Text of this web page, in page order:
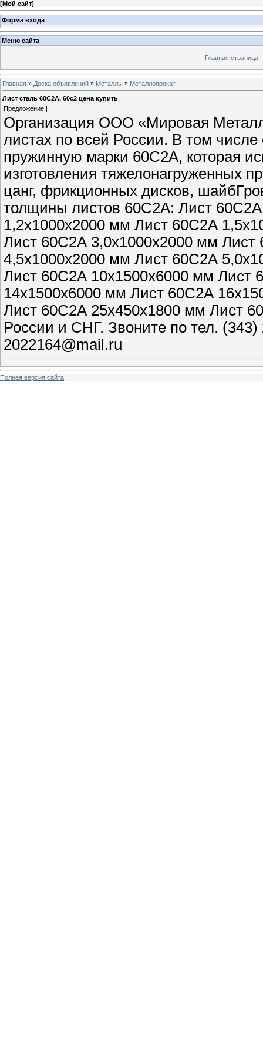
[Мой сайт]
Форма входа
Меню сайта
Главная страница
Главная » Доска объявлений » Металлы » Металлопрокат
Лист сталь 60С2А, 60с2 цена купить
Предложение |
Организация ООО «Мировая
листах по всей России. В том числе
пружинную марки 60С2А, которая
изготовления тяжелонагруженных
цанг, фрикционных дисков,
толщины листов 60С2А: Лист
1,2х1000х2000 мм Лист 60С2А
Лист 60С2А 3,0х1000х2000 мм
4,5х1000х2000 мм Лист 60С2А
Лист 60С2А 10х1500х6000 мм Лист
14х1500х6000 мм Лист 60С2А
Лист 60С2А 25х450х1800 мм Лист
России и СНГ. Звоните по тел.
2022164@mail.ru
Полная версия сайта